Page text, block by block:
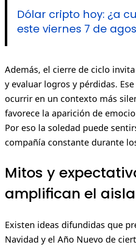
Dólar cripto hoy: ¿a
este viernes 7 de
Además, el cierre de ciclo
y evaluar logros y pérdidas.
ocurrir en un contexto más
favorece la aparición de
Por eso la soledad puede
compañía constante durante
Mitos y
amplifican el
Existen ideas difundidas que
Navidad y el Año Nuevo de